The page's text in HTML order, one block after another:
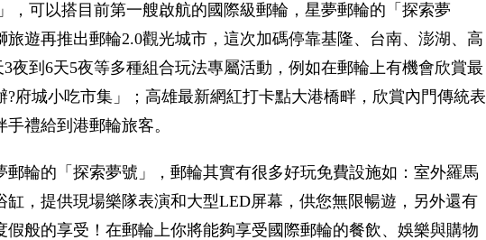
，可以搭目前第一艘啟航的國際級郵輪，星夢郵輪的「探索夢
遊再推出郵輪2.0觀光城市，這次加碼停靠基隆、台南、澎湖、高
夜到6天5夜等多種組合玩法專屬活動，例如在郵輪上有機會欣賞最
府城小吃市集」；高雄最新網紅打卡點大港橋畔，欣賞內門傳統表
禮給到港郵輪旅客。
輪的「探索夢號」，郵輪其實有很多好玩免費設施如：室外羅馬
，提供現場樂隊表演和大型LED屏幕，供您無限暢遊，另外還有
般的享受！在郵輪上你將能夠享受國際郵輪的餐飲、娛樂與購物